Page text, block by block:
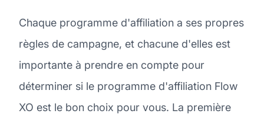
Chaque programme d'affiliation a ses propres
règles de campagne, et chacune d'elles est
importante à prendre en compte pour
déterminer si le programme d'affiliation Flow
XO est le bon choix pour vous. La première